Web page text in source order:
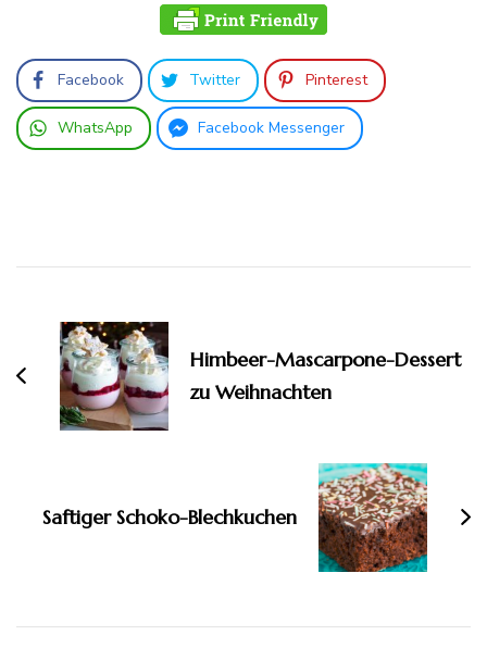
Facebook Twitter Pinterest
WhatsApp Facebook Messenger
Himbeer-Mascarpone-Dessert
zu Weihnachten
Saftiger Schoko-Blechkuchen